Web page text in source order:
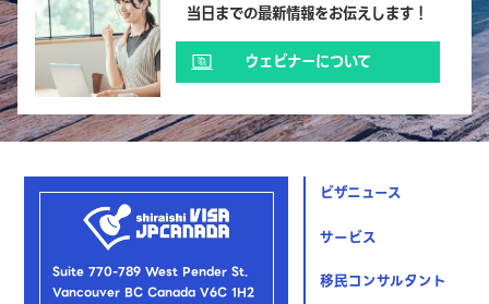
当日までの最新情報をお伝えします！
ウェビナーについて
Suite 770-789 West Pender St.
Vancouver BC Canada V6C 1H2
ビザニュース
サービス
移民コンサルタント